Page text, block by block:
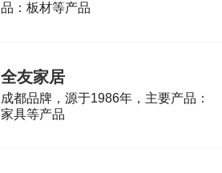
品：板材等产品
全友家居
成都品牌，源于1986年，主要产品：
家具等产品